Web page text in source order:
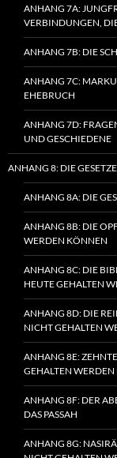
ANHANG 7A:
VERBINDUNGEN,
ANHANG 7B: DIE
ANHANG 7C:
EHEBRUCH
ANHANG 7D:
UND GESCHIEDENE
ANHANG 8: DIE
ANHANG 8A: DIE
ANHANG 8B: DIE
WERDEN KÖNNEN
ANHANG 8C: DIE
HEUTE GEHALTEN
ANHANG 8D: DIE
NICHT GEHALTEN
ANHANG 8E:
GEHALTEN
ANHANG 8F: DER
DAS PASSAH
ANHANG 8G: